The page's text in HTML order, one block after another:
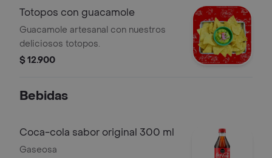
Totopos con guacamole
Guacamole artesanal con nuestros
deliciosos totopos.
$ 12.900
Bebidas
Coca-cola sabor original 300 ml
Gaseosa